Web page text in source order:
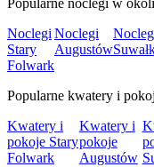
Popularne noclegi w
Noclegi
Stary
Folwark
Noclegi
Augustów
Popularne kwatery i
Kwatery i
pokoje Stary
Folwark
Kwatery i
pokoje
Augustów